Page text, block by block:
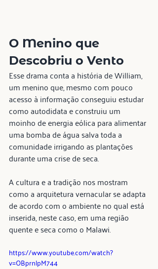
O Menino que
Descobriu o Vento
Esse drama conta a história de William,
um menino que, mesmo com pouco
acesso à informação conseguiu estudar
como autodidata e construiu um
moinho de energia eólica para alimentar
uma bomba de água salva toda a
comunidade irrigando as plantações
durante uma crise de seca.
A cultura e a tradição nos mostram
como a arquitetura vernacular se adapta
de acordo com o ambiente no qual está
inserida, neste caso, em uma região
quente e seca como o Malawi.
https://www.youtube.com/watch?
v=OBprnlpM744